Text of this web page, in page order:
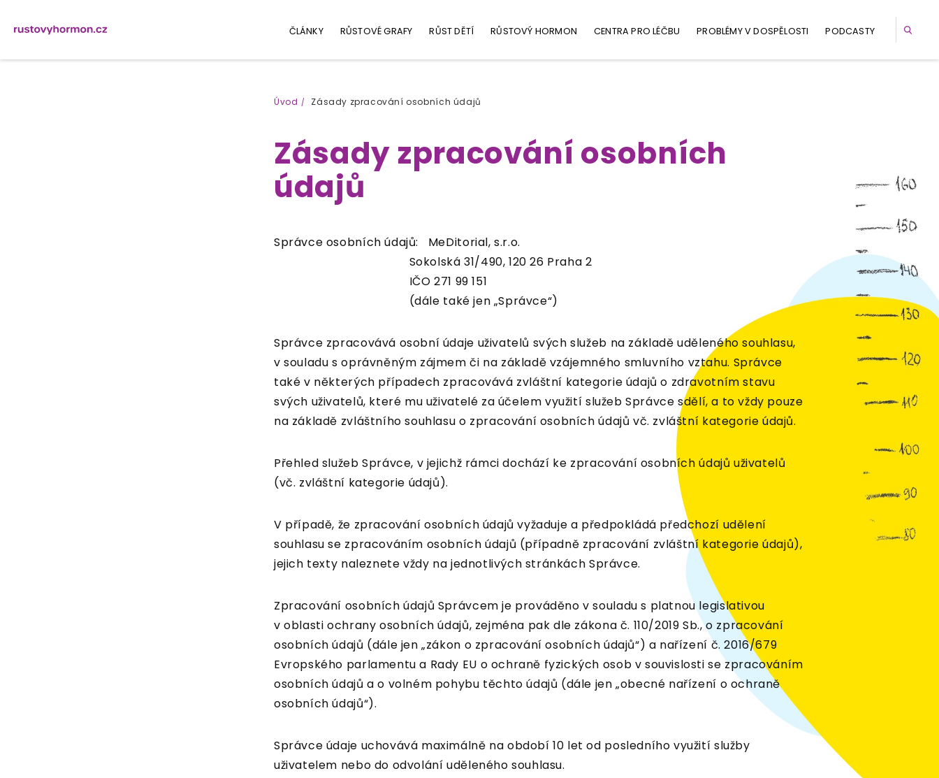
ČLÁNKY RŮSTOVÉ GRAFY RŮST DĚTÍ RŮSTOVÝ HORMON CENTRA PRO LÉČBU PROBLÉMY V DOSPĚLOSTI PODCASTY
Úvod Zásady zpracování osobních údajů
Zásady zpracování osobních
údajů
Správce osobních údajů: MeDitorial, s.r.o.
Sokolská 31/490, 120 26 Praha 2
IČO 271 99 151
(dále také jen „Správce“)
Správce zpracovává osobní údaje uživatelů svých služeb na základě uděleného souhlasu,
v souladu s oprávněným zájmem či na základě vzájemného smluvního vztahu. Správce
také v některých případech zpracovává zvláštní kategorie údajů o zdravotním stavu
svých uživatelů, které mu uživatelé za účelem využití služeb Správce sdělí, a to vždy pouze
na základě zvláštního souhlasu o zpracování osobních údajů vč. zvláštní kategorie údajů.
Přehled služeb Správce, v jejichž rámci dochází ke zpracování osobních údajů uživatelů
(vč. zvláštní kategorie údajů).
V případě, že zpracování osobních údajů vyžaduje a předpokládá předchozí udělení
souhlasu se zpracováním osobních údajů (případně zpracování zvláštní kategorie údajů),
jejich texty naleznete vždy na jednotlivých stránkách Správce.
Zpracování osobních údajů Správcem je prováděno v souladu s platnou legislativou
v oblasti ochrany osobních údajů, zejména pak dle zákona č. 110/2019 Sb., o zpracování
osobních údajů (dále jen „zákon o zpracování osobních údajů“) a nařízení č. 2016/679
Evropského parlamentu a Rady EU o ochraně fyzických osob v souvislosti se zpracováním
osobních údajů a o volném pohybu těchto údajů (dále jen „obecné nařízení o ochraně
osobních údajů“).
Správce údaje uchovává maximálně na období 10 let od posledního využití služby
uživatelem nebo do odvolání uděleného souhlasu.